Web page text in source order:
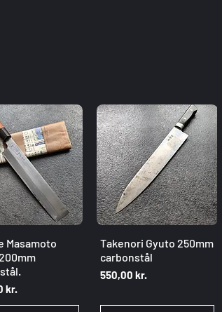
Masamoto
kr.
Hurtigvisning
Takenori Gyuto 250mm
carbonstål
Pris
550,00 kr.